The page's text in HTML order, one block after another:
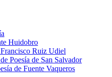
Huidobro
Ruiz Udiel
Poesía de San Salvador
de Fuente Vaqueros